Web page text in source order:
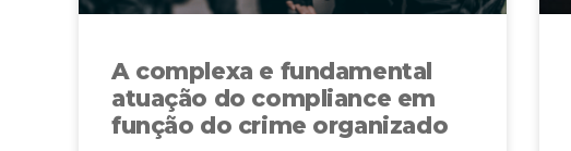
A complexa e fundamental
atuação do compliance em
função do crime organizado